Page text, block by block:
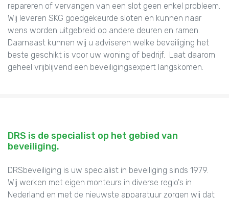
repareren of vervangen van een slot geen enkel probleem.
Wij leveren SKG goedgekeurde sloten en kunnen naar
wens worden uitgebreid op andere deuren en ramen.
Daarnaast kunnen wij u adviseren welke beveiliging het
beste geschikt is voor uw woning of bedrijf. Laat daarom
geheel vrijblijvend een beveiligingsexpert langskomen.
DRS is de specialist op het gebied van
beveiliging.
DRSbeveiliging is uw specialist in beveiliging sinds 1979.
Wij werken met eigen monteurs in diverse regio's in
Nederland en met de nieuwste apparatuur zorgen wij dat